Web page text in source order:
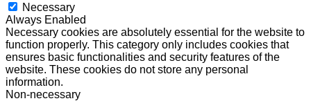
Necessary
Always Enabled
Necessary cookies are absolutely essential for the website to
function properly. This category only includes cookies that
ensures basic functionalities and security features of the
website. These cookies do not store any personal
information.
Non-necessary